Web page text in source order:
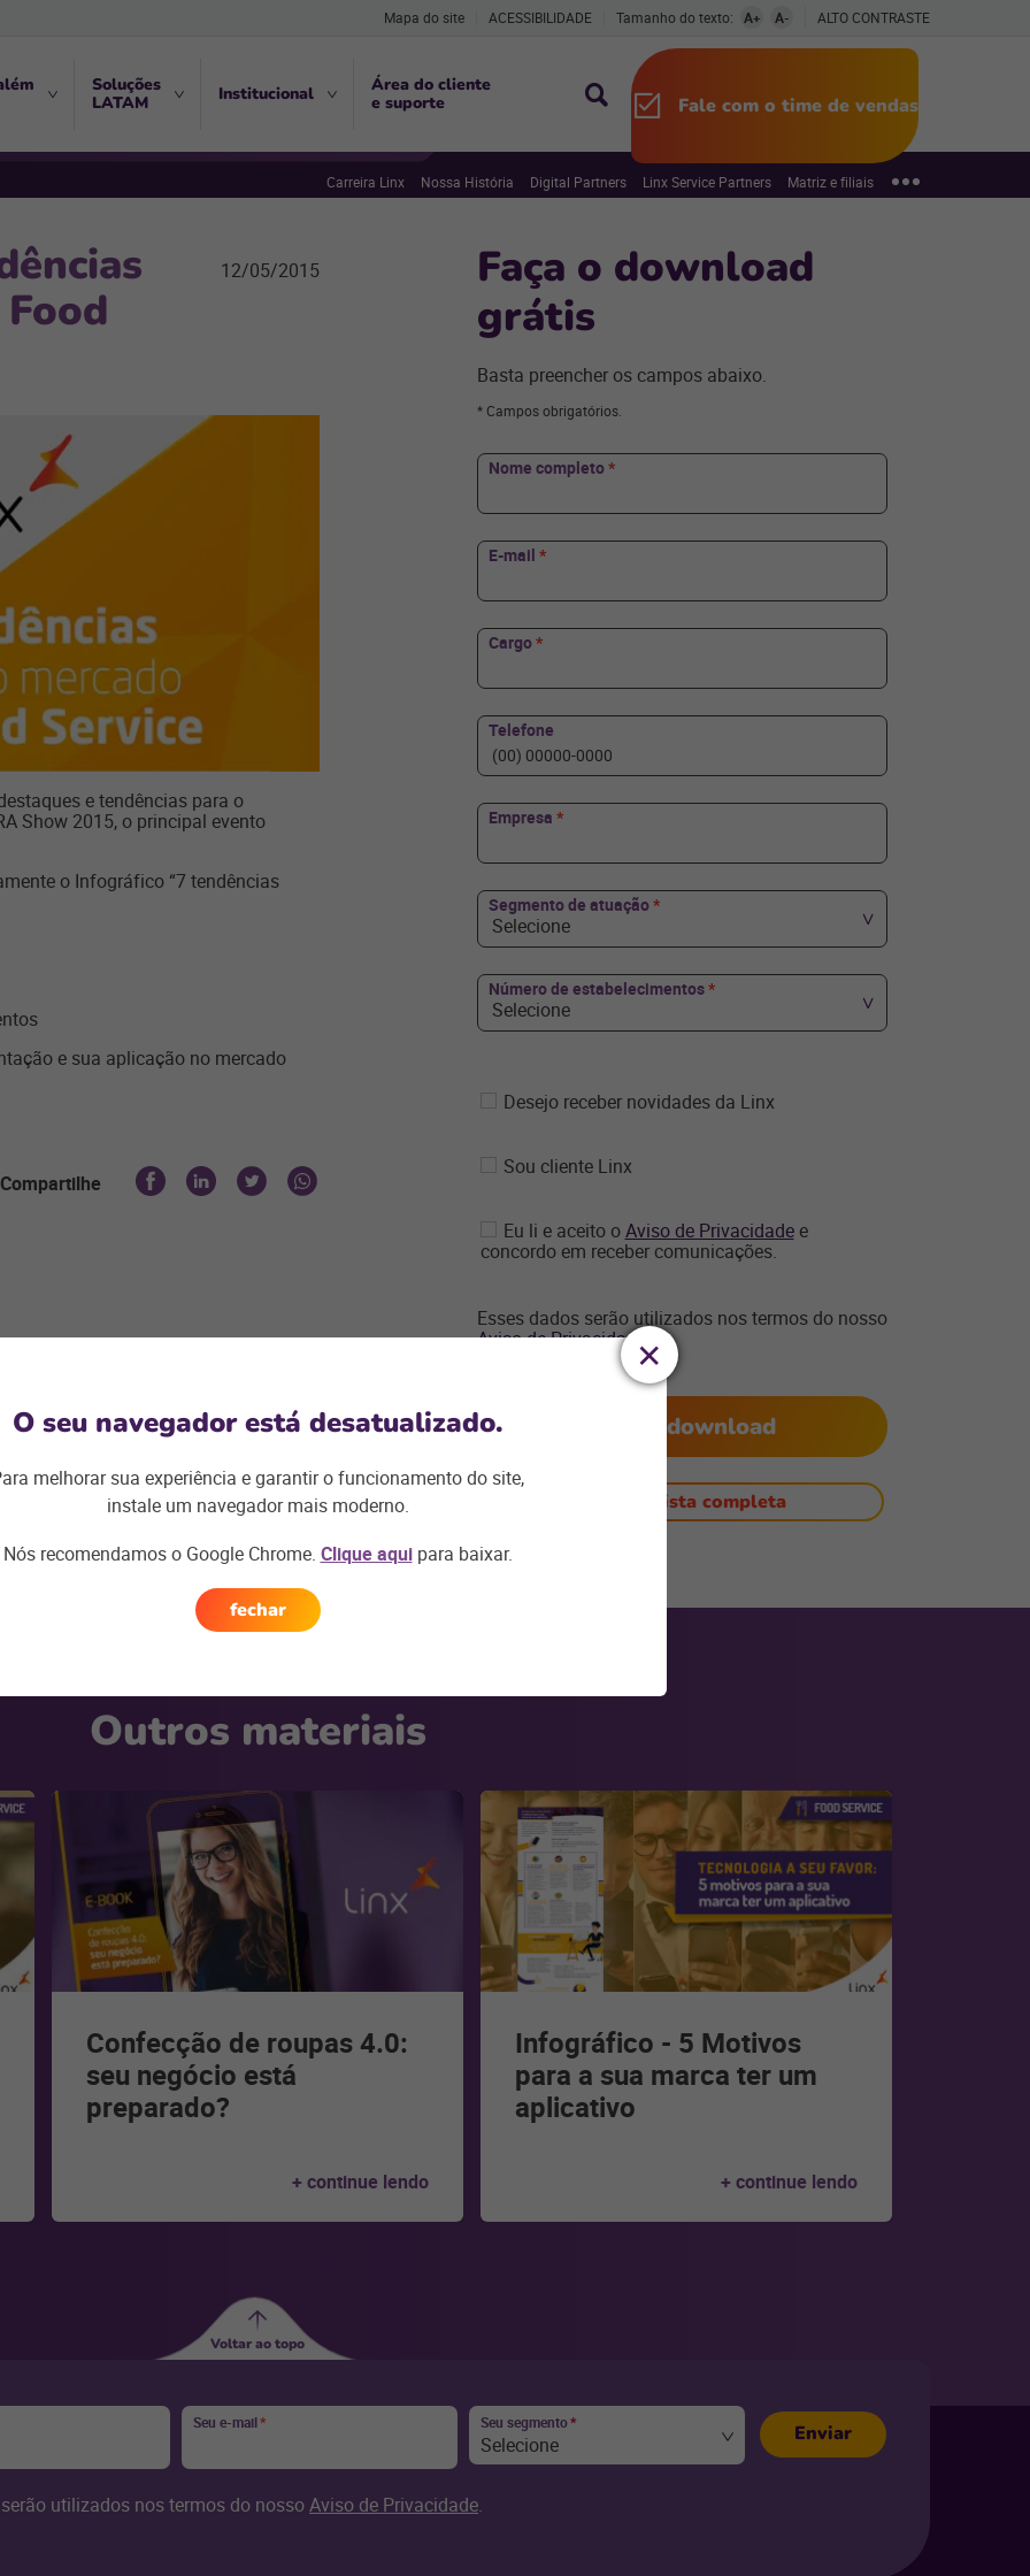
Mapa do site ACESSIBILIDADE Tamanho do texto: A+ A- ALTO CONTRASTE
Soluções
LATAM
Institucional
Área do cliente
e suporte
Fale com o time de vendas
Carreira Linx Nossa História Digital Partners Linx Service Partners Matriz e filiais
12/05/2015
e tendências para o
Show 2015, o principal evento
o Infográfico “7 tendências
e sua aplicação no mercado
Compartilhe
Faça o download
grátis
Basta preencher os campos abaixo.
* Campos obrigatórios.
Nome completo*
E-mail *
Cargo*
Telefone
Empresa *
Segmento de atuação*
Selecione
Número de estabelecimentos*
Selecione
Desejo receber novidades da Linx
Sou cliente Linx
Eu li e aceito o Aviso de Privacidade e
concordo em receber comunicações.
Esses dados serão utilizados nos termos do nosso
Aviso de Privacidade
Faça o download
Voltar à lista completa
Outros materiais
Confecção de roupas 4.0:
seu negócio está
preparado?
+ continue lendo
Infográfico - 5 Motivos
para a sua marca ter um
aplicativo
+ continue lendo
O seu navegador está desatualizado.
melhorar sua experiência e garantir o funcionamento do site,
instale um navegador mais moderno.
Nós recomendamos o Google Chrome. Clique aquipara baixar.
fechar
Voltar ao topo
Seu e-mail* Seu segmento*
Selecione
utilizados nos termos do nossoAviso de Privacidade.
Enviar